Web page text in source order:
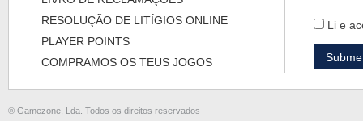
RESOLUÇÃO DE LITÍGIOS ONLINE
PLAYER POINTS
COMPRAMOS OS TEUS JOGOS
Li e
® Gamezone, Lda. Todos os direitos reservados